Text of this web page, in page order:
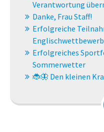
Verantwortung
Danke, Frau Staff!
Erfolgreiche
Englischwettbewerb
Erfolgreiches
Sommerwetter
🐞🦋 Den kleinen